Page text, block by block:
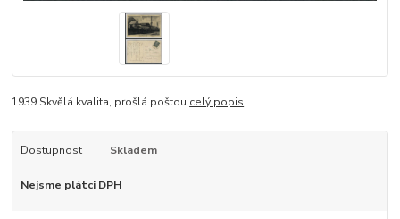
1939 Skvělá kvalita, prošlá poštou celý popis
Dostupnost Skladem
Nejsme plátci DPH